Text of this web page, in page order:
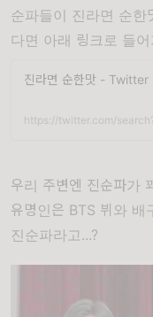
순파들이 진라면 순한
다면 아래 링크로 들
진라면 순한맛 -
https://twitter.com/
우리 주변엔 진순파가
유명인은 BTS 뷔와
진순파라고...?